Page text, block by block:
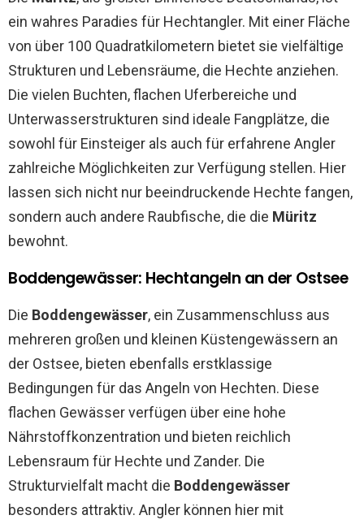
ein wahres Paradies für Hechtangler. Mit einer Fläche
von über 100 Quadratkilometern bietet sie vielfältige
Strukturen und Lebensräume, die Hechte anziehen.
Die vielen Buchten, flachen Uferbereiche und
Unterwasserstrukturen sind ideale Fangplätze, die
sowohl für Einsteiger als auch für erfahrene Angler
zahlreiche Möglichkeiten zur Verfügung stellen. Hier
lassen sich nicht nur beeindruckende Hechte fangen,
sondern auch andere Raubfische, die die Müritz
bewohnt.
Boddengewässer: Hechtangeln an der Ostsee
Die Boddengewässer, ein Zusammenschluss aus
mehreren großen und kleinen Küstengewässern an
der Ostsee, bieten ebenfalls erstklassige
Bedingungen für das Angeln von Hechten. Diese
flachen Gewässer verfügen über eine hohe
Nährstoffkonzentration und bieten reichlich
Lebensraum für Hechte und Zander. Die
Strukturvielfalt macht die Boddengewässer
besonders attraktiv. Angler können hier mit